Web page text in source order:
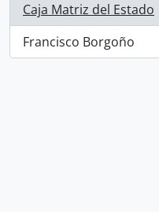
Caja Matriz del Estado
, 438 resultados
Francisco Borgoño
, 1 resultados